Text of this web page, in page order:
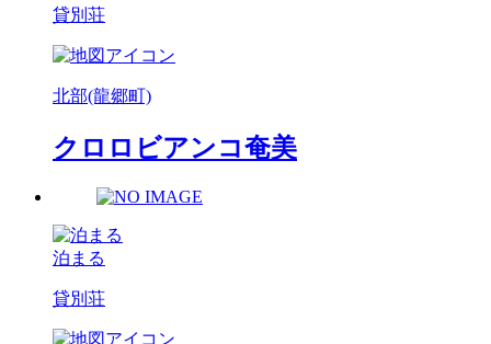
貸別荘
北部(龍郷町)
クロロビアンコ奄美
泊まる
貸別荘